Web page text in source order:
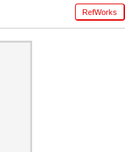
RefWorks